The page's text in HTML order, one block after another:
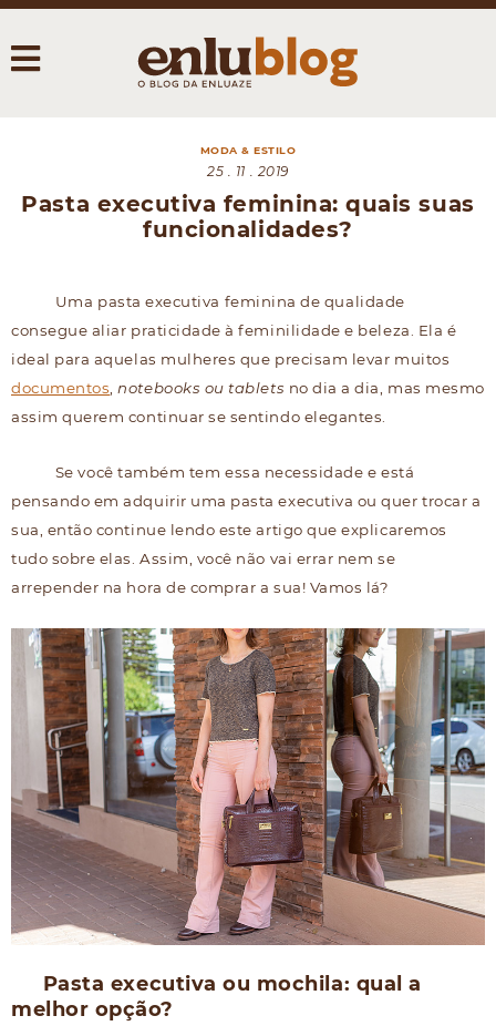
MODA & ESTILO
25 . 11 . 2019
Pasta executiva feminina: quais suas
funcionalidades?
Uma pasta executiva feminina de qualidade
consegue aliar praticidade à feminilidade e beleza. Ela é
ideal para aquelas mulheres que precisam levar muitos
documentos notebooks ou tablets no dia a dia, mas mesmo
assim querem continuar se sentindo elegantes.
Se você também tem essa necessidade e está
pensando em adquirir uma pasta executiva ou quer trocar a
sua, então continue lendo este artigo que explicaremos
tudo sobre elas. Assim, você não vai errar nem se
arrepender na hora de comprar a sua! Vamos lá?
Pasta executiva ou mochila: qual a
melhor opção?